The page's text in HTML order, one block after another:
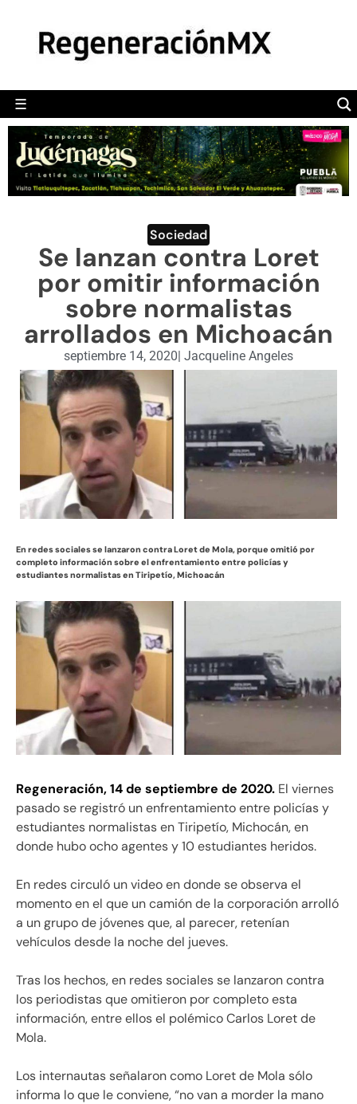
☰
POLÍTICA
CAMALEÓN
OPINIÓN
DEPORTES
ENGLISH SECTION
VIDEOS
Sociedad
Se lanzan contra Loret
por omitir información
sobre normalistas
arrollados en Michoacán
septiembre 14, 2020| Jacqueline Angeles
En redes sociales se lanzaron contra Loret de Mola,porque omitió por
completo información sobre el enfrentamiento entre policías y
estudiantes normalistas en Tiripetío, Michoacán
Regeneración, 14 de septiembre de 2020. El viernes
pasado se registró un enfrentamiento entre policías y
estudiantes normalistas en Tiripetío, Michocán, en
donde hubo ocho agentes y 10 estudiantes heridos.
En redes circuló un video en donde se observa el
momento en el que un camión de la corporación arrolló
a un grupo de jóvenes que, al parecer, retenían
vehículos desde la noche del jueves.
Tras los hechos, en redes sociales se lanzaron contra
los periodistas que omitieron por completo esta
información, entre ellos el polémico Carlos Loret de
Mola.
Los internautas señalaron como Loret de Mola sólo
informa lo que le conviene, “no van a morder la mano